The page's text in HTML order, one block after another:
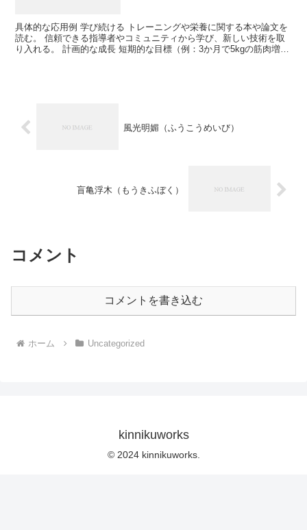
具体的な応用例 学び続ける トレーニングや栄養に関する本や論文を
読む。 信頼できる指導者やコミュニティから学び、新しい技術を取
り入れる。 計画的な成長 短期的な目標（例：3か月で5kgの筋肉増
風光明媚（ふうこうめいび）
盲亀浮木（もうきふぼく）
コメント
コメントを書き込む
ホーム Uncategorized
kinnikuworks
© 2024 kinnikuworks.